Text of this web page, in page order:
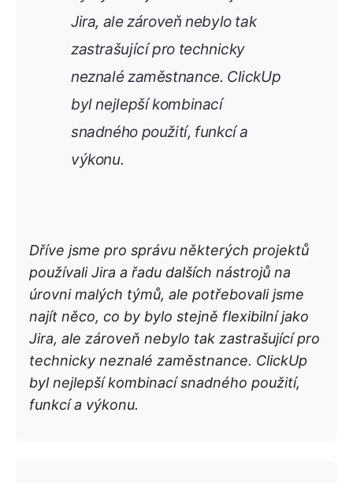
Jira, ale zároveň nebylo tak
zastrašující pro technicky
neznalé zaměstnance. ClickUp
byl nejlepší kombinací
snadného použití, funkcí a
výkonu.
Dříve jsme pro správu některých projektů
používali Jira a řadu dalších nástrojů na
úrovni malých týmů, ale potřebovali jsme
najít něco, co by bylo stejně flexibilní jako
Jira, ale zároveň nebylo tak zastrašující pro
technicky neznalé zaměstnance. ClickUp
byl nejlepší kombinací snadného použití,
funkcí a výkonu.